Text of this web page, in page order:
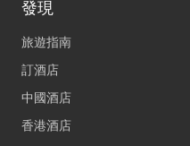
發現
旅遊指南
訂酒店
中國酒店
香港酒店